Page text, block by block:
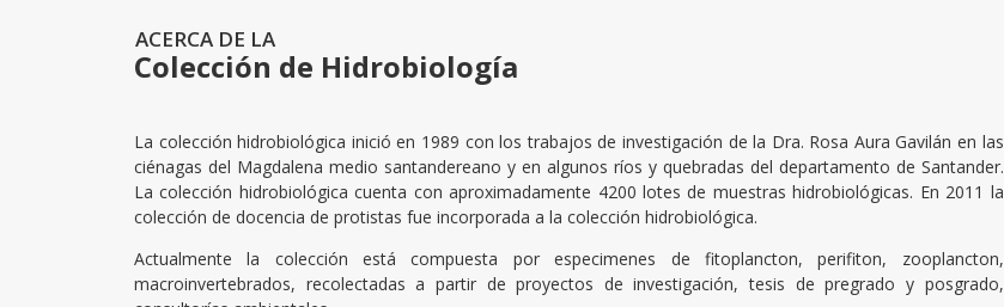
ACERCA DE LA
Colección de Hidrobiología
La colección hidrobiológica inició en 1989 con los trabajos de investigación de la Dra. Rosa Aura Gavilán en las
ciénagas del Magdalena medio santandereano y en algunos ríos y quebradas del departamento de Santander.
La colección hidrobiológica cuenta con aproximadamente 4200 lotes de muestras hidrobiológicas. En 2011 la
colección de docencia de protistas fue incorporada a la colección hidrobiológica.
Actualmente la colección está compuesta por especimenes de fitoplancton, perifiton, zooplancton,
macroinvertebrados, recolectadas a partir de proyectos de investigación, tesis de pregrado y posgrado,